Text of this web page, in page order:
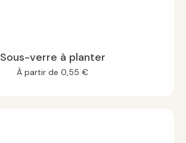
Sous-verre à planter
À partir de 0,55 €